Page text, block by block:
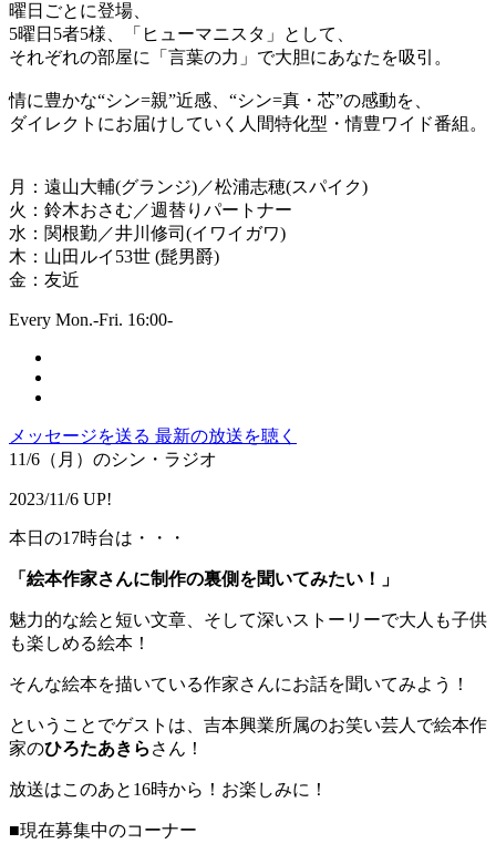
曜日ごとに登場、
5曜日5者5様、「ヒューマニスタ」として、
それぞれの部屋に「言葉の力」で大胆にあなたを吸引。
情に豊かな“シン=親”近感、“シン=真・芯”の感動を、
ダイレクトにお届けしていく人間特化型・情豊ワイド番組。
月：遠山大輔(グランジ)／松浦志穂(スパイク)
火：鈴木おさむ／週替りパートナー
水：関根勤／井川修司(イワイガワ)
木：山田ルイ53世 (髭男爵)
金：友近
Every Mon.-Fri. 16:00-
メッセージを送る 最新の放送を聴く
11/6（月）のシン・ラジオ
2023/11/6 UP!
本日の17時台は・・・
「絵本作家さんに制作の裏側を聞いてみたい！」
魅力的な絵と短い文章、そして深いストーリーで大人も子供
も楽しめる絵本！
そんな絵本を描いている作家さんにお話を聞いてみよう！
ということでゲストは、吉本興業所属のお笑い芸人で絵本作
家のひろたあきら さん！
放送はこのあと16時から！お楽しみに！
■現在募集中のコーナー